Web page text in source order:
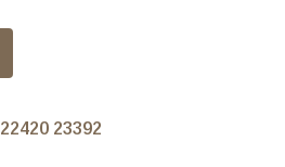
23392